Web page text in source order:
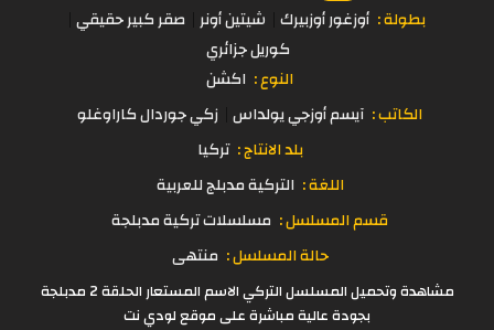
بطولة : أوزغور أوزبيرك شيتين أونر صقر كبير حقيقي
كوريل جزائري
النوع : اكشن
الكاتب : آيسم أوزجي يولداس زكي جوردال كاراوغلو
بلد الانتاج : تركيا
اللغة : التركية مدبلج للعربية
قسم المسلسل : مسلسلات تركية مدبلجة
حالة المسلسل : منتهى
مشاهدة وتحميل المسلسل التركي الاسم المستعار الحلقة 2 مدبلجة
بجودة عالية مباشرة على موقع لودي نت